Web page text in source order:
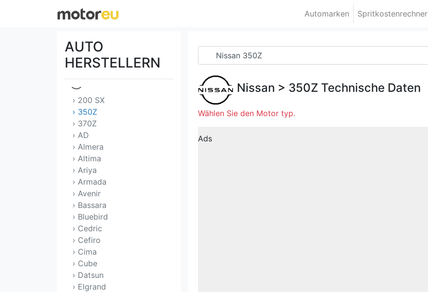
Automarken Spritkostenrechner
AUTO
HERSTELLERN
Mitsubishi
NIO
Nissan
› 200 SX
› 350Z
› 370Z
› AD
› Almera
› Altima
› Ariya
› Armada
› Avenir
› Bassara
› Bluebird
› Cedric
› Cefiro
› Cima
› Cube
› Datsun
› Elgrand
Nissan > 350Z Technische Daten
Wählen Sie den Motor typ.
Ads